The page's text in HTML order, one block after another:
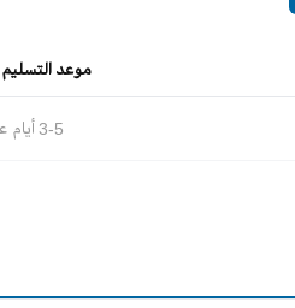
موعد التسليم
3-5أيام